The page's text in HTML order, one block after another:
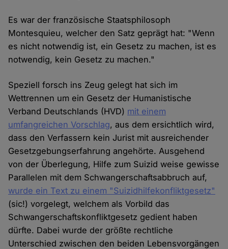
Es war der französische Staatsphilosoph
Montesquieu, welcher den Satz geprägt hat: "Wenn
es nicht notwendig ist, ein Gesetz zu machen, ist es
notwendig, kein Gesetz zu machen."
Speziell forsch ins Zeug gelegt hat sich im
Wettrennen um ein Gesetz der Humanistische
Verband Deutschlands (HVD) mit einem
umfangreichen Vorschlag, aus dem ersichtlich wird,
dass den Verfassern kein Jurist mit ausreichender
Gesetzgebungserfahrung angehörte. Ausgehend
von der Überlegung, Hilfe zum Suizid weise gewisse
Parallelen mit dem Schwangerschaftsabbruch auf,
wurde ein Text zu einem "Suizidhilfekonfliktgesetz"
(sic!) vorgelegt, welchem als Vorbild das
Schwangerschaftskonfliktgesetz gedient haben
dürfte. Dabei wurde der größte rechtliche
Unterschied zwischen den beiden Lebensvorgängen